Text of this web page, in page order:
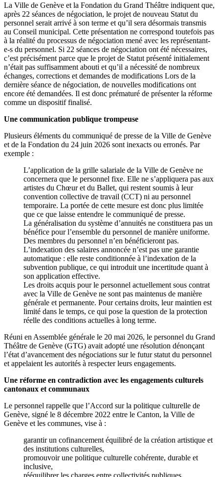
La Ville de Genève et la Fondation du Grand Théâtre indiquent que,
après 22 séances de négociation, le projet de nouveau Statut du
personnel serait arrivé à son terme et qu’il sera désormais transmis
au Conseil municipal. Cette présentation ne correspond toutefois pas
à la réalité du processus de négociation mené avec les représentant-
e-s du personnel. Si 22 séances de négociation ont été nécessaires,
c’est précisément parce que le projet de Statut présenté initialement
n’était pas suffisamment abouti et qu’il a nécessité de nombreux
échanges, corrections et demandes de modifications Lors de la
dernière séance de négociation, de nouvelles modifications ont
encore été demandées. Il est donc prématuré de présenter la réforme
comme un dispositif finalisé.
Une communication publique trompeuse
Plusieurs éléments du communiqué de presse de la Ville de Genève
et de la Fondation du 24 juin 2026 sont inexacts ou erronés. Par
exemple :
L’application de la grille salariale de la Ville de Genève ne
concernera que le personnel fixe. Elle ne s’appliquera pas aux
artistes du Chœur et du Ballet, qui restent soumis à leur
convention collective de travail (CCT) ni au personnel
temporaire. La portée de cette mesure est donc plus limitée
que ce que laisse entendre le communiqué de presse.
La généralisation du système d’annuités ne constituera pas un
bénéfice pour l’ensemble du personnel de manière uniforme.
Des membres du personnel n’en bénéficieront pas.
L’indexation des salaires annoncée n’est pas une garantie
automatique : elle reste conditionnée à l’indexation de la
subvention publique, ce qui introduit une incertitude quant à
son application effective.
Les droits acquis pour le personnel actuellement sous contrat
avec la Ville de Genève ne sont pas maintenus de manière
générale et permanente. Pour certains droits, leur maintien est
limité dans le temps, ce qui pose la question de la protection
réelle des conditions actuelles à long terme.
Réuni en Assemblée générale le 20 mai 2026, le personnel du Grand
Théâtre de Genève (GTG) avait adopté une résolution dénonçant
l’état d’avancement des négociations sur le futur statut du personnel
et appelaient les autorités à respecter leurs engagements.
Une réforme en contradiction avec les engagements culturels
cantonaux et communaux
Le personnel rappelle que l’Accord sur la politique culturelle de
Genève, signé le 8 décembre 2022 entre le Canton, la Ville de
Genève et les communes, vise à :
garantir un cofinancement équilibré de la création artistique et
des institutions culturelles,
promouvoir une politique culturelle cohérente, durable et
inclusive,
rééquilibrer les charges entre collectivités publiques,